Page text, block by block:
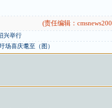
(责任编辑：
兴举行
场喜庆耄至（图）